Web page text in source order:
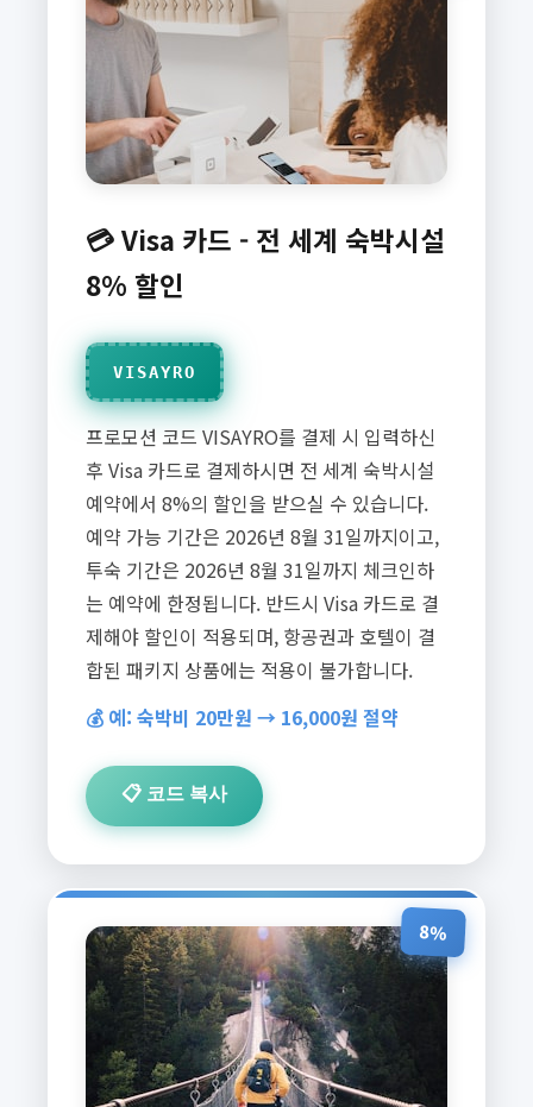
💳 Visa 카드 - 전 세계 숙박시설
8% 할인
VISAYRO
프로모션 코드 VISAYRO를 결제 시 입력하신
후 Visa 카드로 결제하시면 전 세계 숙박시설
예약에서 8%의 할인을 받으실 수 있습니다.
예약 가능 기간은 2026년 8월 31일까지이고,
투숙 기간은 2026년 8월 31일까지 체크인하
는 예약에 한정됩니다. 반드시 Visa 카드로 결
제해야 할인이 적용되며, 항공권과 호텔이 결
합된 패키지 상품에는 적용이 불가합니다.
💰 예: 숙박비 20만원 → 16,000원 절약
📋 코드 복사
8%